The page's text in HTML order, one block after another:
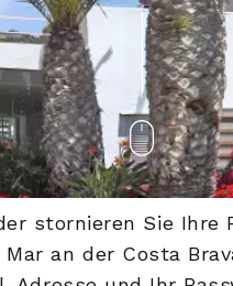
stornieren Sie Ihre
an der Costa